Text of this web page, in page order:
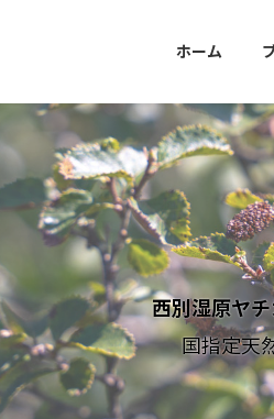
ホーム
西別湿原ヤ
国指定天